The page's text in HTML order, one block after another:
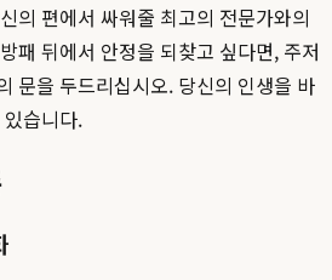
의 편에서 싸워줄 최고의 전문가와의
패 뒤에서 안정을 되찾고 싶다면, 주저
문을 두드리십시오. 당신의 인생을 바
습니다.